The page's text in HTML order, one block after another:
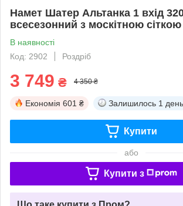
Намет Шатер Альтанка 1 вхід
всесезонний з москітною
В наявності
Код: 2902
Роздріб
3 749 ₴ 4 350 ₴
Економія 601 ₴ Залишилось 1 день
Купити
або
Купити з